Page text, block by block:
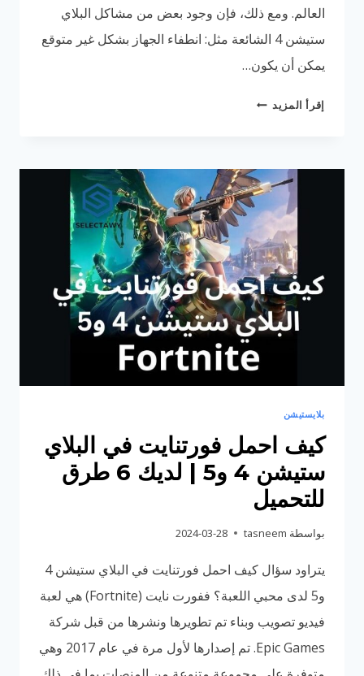
العالم. ومع ذلك، فإن وجود بعض من مشاكل البلاي
ستيشن 4 الشائعة مثل: انطفاء الجهاز بشكل غير متوقع
يمكن أن يكون…
إقرأ المزيد مشكلة
4
أهم
3
مشاكل
في
البلاي
ستيشن
بلايستيشن
كيف احمل فورتنايت في البلاي
ستيشن 4 و5 | لديك 6 طرق
للتحميل
بواسطة tasneem
2024-03-28
يتراود سؤال كيف احمل فورتنايت في البلاي ستيشن 4
و5 لدى محبي اللعبة؟ ففورت نايت (Fortnite) هي لعبة
فيديو تصويب وبناء تم تطويرها ونشرها من قبل شركة
Epic Games. تم إصدارها لأول مرة في عام 2017 وهي